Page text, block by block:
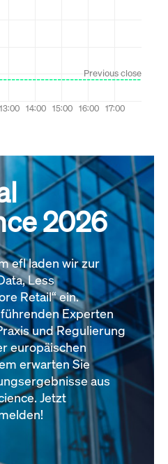
2026
efl laden wir zur
Less
Retail“ ein.
Experten
und Regulierung
europäischen
erwarten Sie
aus
Jetzt